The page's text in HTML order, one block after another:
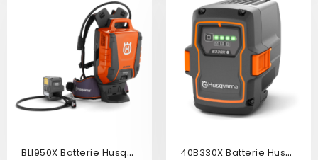
BLI950X Batterie Husqvarna
40B330X Batterie Husqvarna